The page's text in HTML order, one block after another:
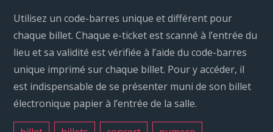
Utilisez un code-barres unique et différent pour
chaque billet. Chaque e-ticket est scanné à l’entrée du
lieu et sa validité est vérifiée à l’aide du code-barres
unique imprimé sur chaque billet. Pour y accéder, il
est indispensable de se présenter muni de son billet
électronique papier à l’entrée de la salle.